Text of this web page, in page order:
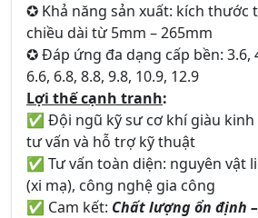
✪ Khả năng sản xuất: kích thước
chiều dài từ 5mm – 265mm
✪ Đáp ứng đa dạng cấp bền: 3.6,
6.6, 6.8, 8.8, 9.8, 10.9, 12.9
Lợi thế cạnh tranh:
✅ Đội ngũ kỹ sư cơ khí giàu
tư vấn và hỗ trợ kỹ thuật
✅ Tư vấn toàn diện: nguyên vật
(xi mạ), công nghệ gia công
✅ Cam kết: Chất lượng ổn định